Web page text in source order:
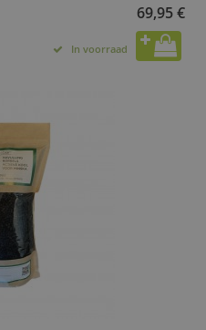
69,95 €
In voorraad